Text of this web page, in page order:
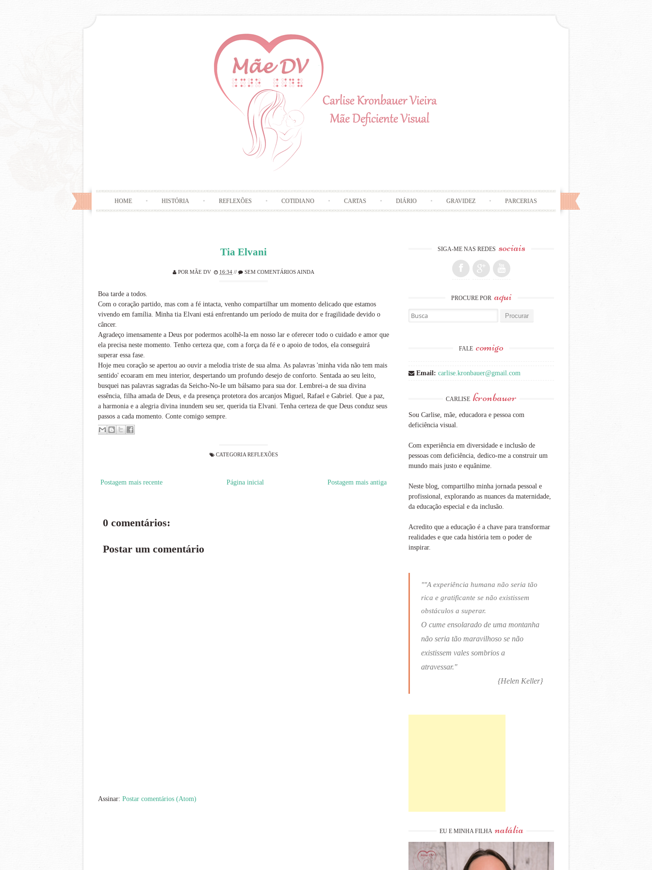
HOME HISTÓRIA REFLEXÕES COTIDIANO CARTAS DIÁRIO GRAVIDEZ PARCERIAS
Tia Elvani
POR MÃE DV 16:34 // SEM COMENTÁRIOS AINDA
Boa tarde a todos.
Com o coração partido, mas com a fé intacta, venho compartilhar um momento delicado que estamos
vivendo em família. Minha tia Elvani está enfrentando um período de muita dor e fragilidade devido o
câncer.
Agradeço imensamente a Deus por podermos acolhê-la em nosso lar e oferecer todo o cuidado e amor que
ela precisa neste momento. Tenho certeza que, com a força da fé e o apoio de todos, ela conseguirá
superar essa fase.
Hoje meu coração se apertou ao ouvir a melodia triste de sua alma. As palavras 'minha vida não tem mais
sentido' ecoaram em meu interior, despertando um profundo desejo de conforto. Sentada ao seu leito,
busquei nas palavras sagradas da Seicho-No-Ie um bálsamo para sua dor. Lembrei-a de sua divina
essência, filha amada de Deus, e da presença protetora dos arcanjos Miguel, Rafael e Gabriel. Que a paz,
a harmonia e a alegria divina inundem seu ser, querida tia Elvani. Tenha certeza de que Deus conduz seus
passos a cada momento. Conte comigo sempre.
CATEGORIA REFLEXÕES
Postagem mais recente Postagem mais antiga
Página inicial
0 comentários:
Postar um comentário
Assinar: Postar comentários (Atom)
SIGA-ME NAS REDES sociais
PROCURE POR aqui
Busca por:
FALE comigo
Email: carlise.kronbauer@gmail.com
CARLISE kronbauer
Sou Carlise, mãe, educadora e pessoa com
deficiência visual.
Com experiência em diversidade e inclusão de
pessoas com deficiência, dedico-me a construir um
mundo mais justo e equânime.
Neste blog, compartilho minha jornada pessoal e
profissional, explorando as nuances da maternidade,
da educação especial e da inclusão.
Acredito que a educação é a chave para transformar
realidades e que cada história tem o poder de
inspirar.
""A experiência humana não seria tão
rica e gratificante se não existissem
obstáculos a superar.
O cume ensolarado de uma montanha
não seria tão maravilhoso se não
existissem vales sombrios a
atravessar."
{Helen Keller}
EU E MINHA FILHA natália